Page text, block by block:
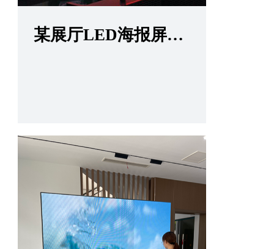
某展厅LED海报屏项目
查看更多